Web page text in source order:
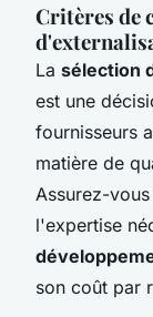
Critères de
La sélection
est une
fournisseurs
matière de
Assurez-
l'expertise
son coût par